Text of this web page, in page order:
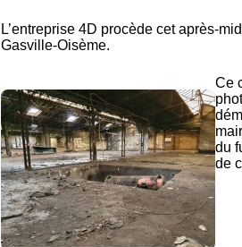
L’entreprise 4D procède cet après-
Gasville-Oisème.
Ce
du
de